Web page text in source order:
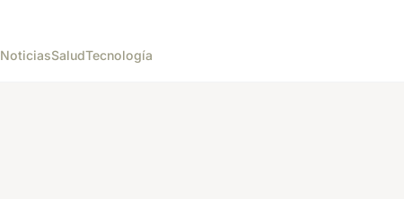
NoticiasSaludTecnología